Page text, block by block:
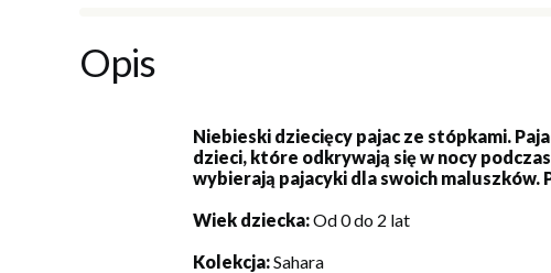
Opis
Niebieski dziecięcy pajac ze stópkami.
dzieci, które odkrywają się w nocy
wybierają pajacyki dla swoich maluszków.
Wiek dziecka:Od 0 do 2 lat
Kolekcja:Sahara